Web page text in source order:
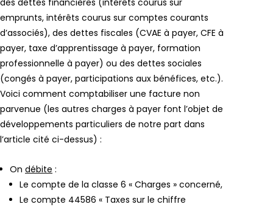
des dettes financières (intérêts courus sur
emprunts, intérêts courus sur comptes courants
d’associés), des dettes fiscales (CVAE à payer, CFE à
payer, taxe d’apprentissage à payer, formation
professionnelle à payer) ou des dettes sociales
(congés à payer, participations aux bénéfices, etc.).
Voici comment comptabiliser une facture non
parvenue (les autres charges à payer font l’objet de
développements particuliers de notre part dans
l’article cité ci-dessus) :
On débite :
Le compte de la classe 6 « Charges » concerné,
Le compte 44586 « Taxes sur le chiffre